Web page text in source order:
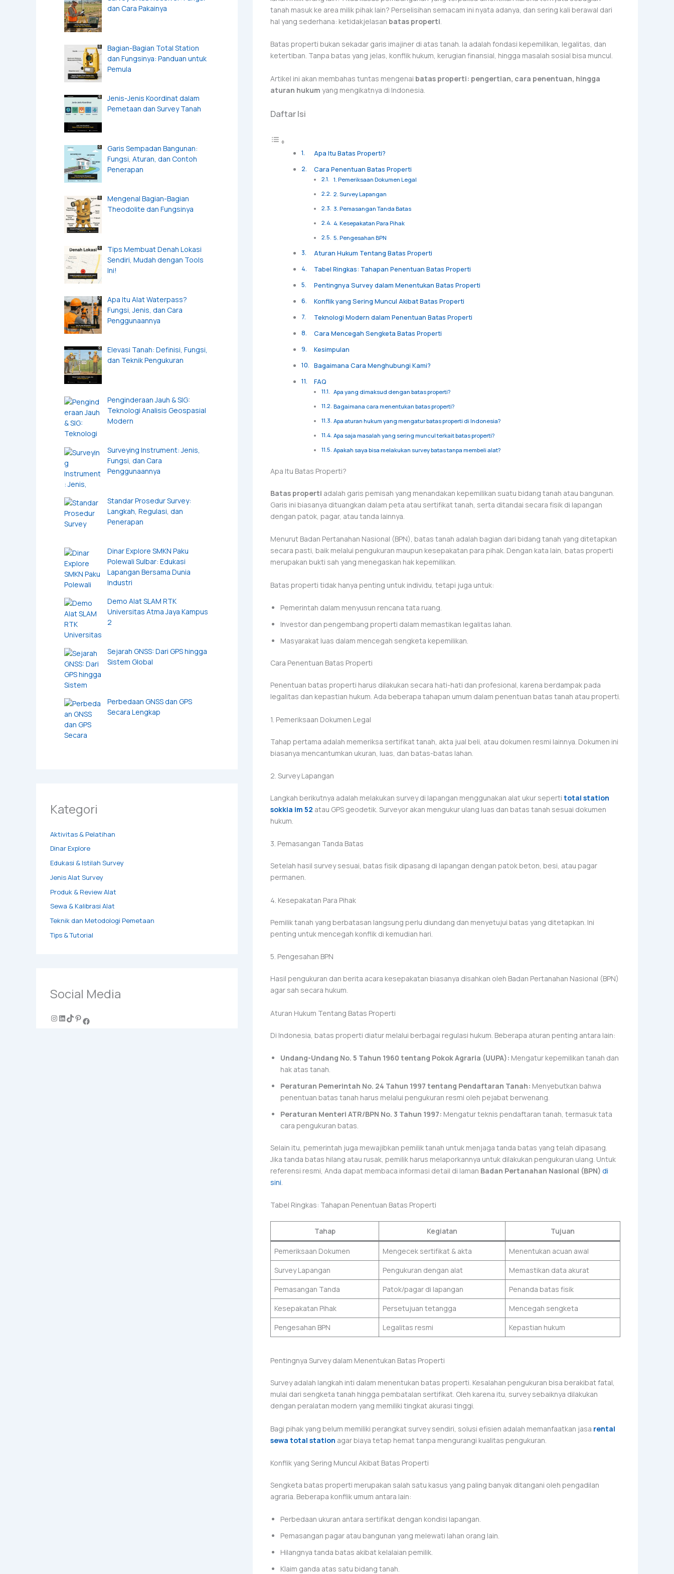
dan Cara Pakainya
Bagian-Bagian Total Station
dan Fungsinya: Panduan untuk
Pemula
Jenis-Jenis Koordinat dalam
Pemetaan dan Survey Tanah
Garis Sempadan Bangunan:
Fungsi, Aturan, dan Contoh
Penerapan
Mengenal Bagian-Bagian
Theodolite dan Fungsinya
Tips Membuat Denah Lokasi
Sendiri, Mudah dengan Tools
Ini!
Apa Itu Alat Waterpass?
Fungsi, Jenis, dan Cara
Penggunaannya
Elevasi Tanah: Definisi, Fungsi,
dan Teknik Pengukuran
Penginderaan Jauh & SIG:
Teknologi Analisis Geospasial
Modern
Surveying Instrument: Jenis,
Fungsi, dan Cara
Penggunaannya
Standar Prosedur Survey:
Langkah, Regulasi, dan
Penerapan
Dinar Explore SMKN Paku
Polewali Sulbar: Edukasi
Lapangan Bersama Dunia
Industri
Demo Alat SLAM RTK
Universitas Atma Jaya Kampus
2
Sejarah GNSS: Dari GPS hingga
Sistem Global
Perbedaan GNSS dan GPS
Secara Lengkap
Kategori
Aktivitas & Pelatihan
Dinar Explore
Edukasi & Istilah Survey
Jenis Alat Survey
Produk & Review Alat
Sewa & Kalibrasi Alat
Teknik dan Metodologi Pemetaan
Tips & Tutorial
Social Media
tanah masuk ke area milik pihak lain? Perselisihan semacam ini nyata adanya, dan sering kali berawal dari
hal yang sederhana: ketidakjelasan batas properti.
Batas properti bukan sekadar garis imajiner di atas tanah. Ia adalah fondasi kepemilikan, legalitas, dan
ketertiban. Tanpa batas yang jelas, konflik hukum, kerugian finansial, hingga masalah sosial bisa muncul.
Artikel ini akan membahas tuntas mengenai batas properti: pengertian, cara penentuan, hingga
aturan hukum yang mengikatnya di Indonesia.
Daftar Isi
Apa Itu Batas Properti?
Cara Penentuan Batas Properti
1. Pemeriksaan Dokumen Legal
2. Survey Lapangan
3. Pemasangan Tanda Batas
4. Kesepakatan Para Pihak
5. Pengesahan BPN
Aturan Hukum Tentang Batas Properti
Tabel Ringkas: Tahapan Penentuan Batas Properti
Pentingnya Survey dalam Menentukan Batas Properti
Konflik yang Sering Muncul Akibat Batas Properti
Teknologi Modern dalam Penentuan Batas Properti
Cara Mencegah Sengketa Batas Properti
Kesimpulan
Bagaimana Cara Menghubungi Kami?
FAQ
Apa yang dimaksud dengan batas properti?
Bagaimana cara menentukan batas properti?
Apa aturan hukum yang mengatur batas properti di Indonesia?
Apa saja masalah yang sering muncul terkait batas properti?
Apakah saya bisa melakukan survey batas tanpa membeli alat?
Apa Itu Batas Properti?
Batas properti adalah garis pemisah yang menandakan kepemilikan suatu bidang tanah atau bangunan.
Garis ini biasanya dituangkan dalam peta atau sertifikat tanah, serta ditandai secara fisik di lapangan
dengan patok, pagar, atau tanda lainnya.
Menurut Badan Pertanahan Nasional (BPN), batas tanah adalah bagian dari bidang tanah yang ditetapkan
secara pasti, baik melalui pengukuran maupun kesepakatan para pihak. Dengan kata lain, batas properti
merupakan bukti sah yang menegaskan hak kepemilikan.
Batas properti tidak hanya penting untuk individu, tetapi juga untuk:
Pemerintah dalam menyusun rencana tata ruang.
Investor dan pengembang properti dalam memastikan legalitas lahan.
Masyarakat luas dalam mencegah sengketa kepemilikan.
Cara Penentuan Batas Properti
Penentuan batas properti harus dilakukan secara hati-hati dan profesional, karena berdampak pada
legalitas dan kepastian hukum. Ada beberapa tahapan umum dalam penentuan batas tanah atau properti.
1. Pemeriksaan Dokumen Legal
Tahap pertama adalah memeriksa sertifikat tanah, akta jual beli, atau dokumen resmi lainnya. Dokumen ini
biasanya mencantumkan ukuran, luas, dan batas-batas lahan.
2. Survey Lapangan
Langkah berikutnya adalah melakukan survey di lapangan menggunakan alat ukur seperti total station
sokkia im 52 atau GPS geodetik. Surveyor akan mengukur ulang luas dan batas tanah sesuai dokumen
hukum.
3. Pemasangan Tanda Batas
Setelah hasil survey sesuai, batas fisik dipasang di lapangan dengan patok beton, besi, atau pagar
permanen.
4. Kesepakatan Para Pihak
Pemilik tanah yang berbatasan langsung perlu diundang dan menyetujui batas yang ditetapkan. Ini
penting untuk mencegah konflik di kemudian hari.
5. Pengesahan BPN
Hasil pengukuran dan berita acara kesepakatan biasanya disahkan oleh Badan Pertanahan Nasional (BPN)
agar sah secara hukum.
Aturan Hukum Tentang Batas Properti
Di Indonesia, batas properti diatur melalui berbagai regulasi hukum. Beberapa aturan penting antara lain:
Undang-Undang No. 5 Tahun 1960 tentang Pokok Agraria (UUPA): Mengatur kepemilikan tanah dan
hak atas tanah.
Peraturan Pemerintah No. 24 Tahun 1997 tentang Pendaftaran Tanah: Menyebutkan bahwa
penentuan batas tanah harus melalui pengukuran resmi oleh pejabat berwenang.
Peraturan Menteri ATR/BPN No. 3 Tahun 1997: Mengatur teknis pendaftaran tanah, termasuk tata
cara pengukuran batas.
Selain itu, pemerintah juga mewajibkan pemilik tanah untuk menjaga tanda batas yang telah dipasang.
Jika tanda batas hilang atau rusak, pemilik harus melaporkannya untuk dilakukan pengukuran ulang. Untuk
referensi resmi, Anda dapat membaca informasi detail di laman Badan Pertanahan Nasional (BPN) di
sini.
Tabel Ringkas: Tahapan Penentuan Batas Properti
Tahap Kegiatan Tujuan
Pemeriksaan Dokumen Mengecek sertifikat & akta
Menentukan acuan awal
Survey Lapangan
Pengukuran dengan alat
Memastikan data akurat
Pemasangan Tanda
Patok/pagar di lapangan
Penanda batas fisik
Kesepakatan Pihak
Persetujuan tetangga
Mencegah sengketa
Pengesahan BPN
Legalitas resmi Kepastian hukum
Pentingnya Survey dalam Menentukan Batas Properti
Survey adalah langkah inti dalam menentukan batas properti. Kesalahan pengukuran bisa berakibat fatal,
mulai dari sengketa tanah hingga pembatalan sertifikat. Oleh karena itu, survey sebaiknya dilakukan
dengan peralatan modern yang memiliki tingkat akurasi tinggi.
Bagi pihak yang belum memiliki perangkat survey sendiri, solusi efisien adalah memanfaatkan jasa rental
sewa total station agar biaya tetap hemat tanpa mengurangi kualitas pengukuran.
Konflik yang Sering Muncul Akibat Batas Properti
Sengketa batas properti merupakan salah satu kasus yang paling banyak ditangani oleh pengadilan
agraria. Beberapa konflik umum antara lain:
Perbedaan ukuran antara sertifikat dengan kondisi lapangan.
Pemasangan pagar atau bangunan yang melewati lahan orang lain.
Hilangnya tanda batas akibat kelalaian pemilik.
Klaim ganda atas satu bidang tanah.